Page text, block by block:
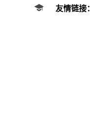
友情链接：